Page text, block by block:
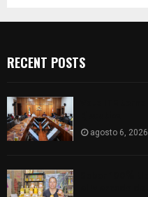
RECENT POSTS
agosto 6, 2026